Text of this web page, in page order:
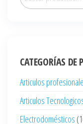
por:
CATEGORÍAS DE
Articulos
Articulos
Electrodomésticos